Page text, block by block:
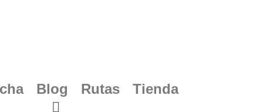
Blog Rutas Tienda